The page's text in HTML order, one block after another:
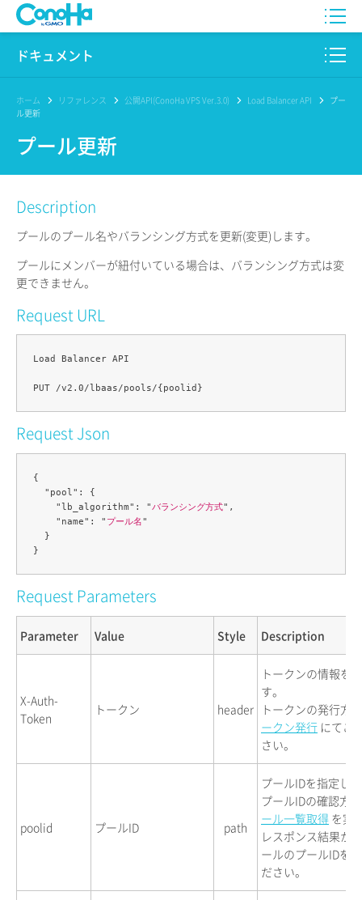
WING
Pencil
サービス一覧
サポート
ドキュメント
このサイトについて
プロダクト
リファレンス
リリースノート
ホーム リファレンス 公開API(ConoHa VPS Ver.3.0) Load Balancer API
プー
ル更新
プール更新
Description
プールのプール名やバランシング方式を更新(変更)します。
プールにメンバーが紐付いている場合は、バランシング方式は変
更できません。
Request URL
Load Balancer API
Request Json
{
  "pool": {
    "lb_algorithm": "
バランシング方式",
    "name": "
プール名"
  }
Request Parameters
Parameter Value Style Description
X-Auth-
Token
トークン header
トークンの情報を
す。
トークンの発行方
ークン発行 にてご
さい。
poolid プールID path
プールIDを指定し
プールIDの確認方
ール一覧取得 を実
レスポンス結果か
ールのプールIDを
ださい。